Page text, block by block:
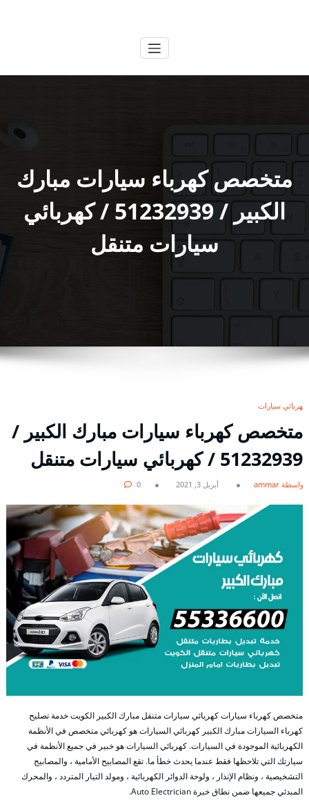
متخصص كهرباء سيارات مبارك
الكبير / 51232939‬ / كهربائي
سيارات متنقل
كهربائي سيارات
متخصص كهرباء سيارات مبارك الكبير /
51232939‬ / كهربائي سيارات متنقل
بواسطة ammar أبريل 3, 2021 0
متخصص كهرباء سيارات كهربائي سيارات متنقل مبارك الكبير الكويت خدمة تصليح
كهرباء السيارات مبارك الكبير كهربائي السيارات هو كهربائي متخصص في الأنظمة
الكهربائية الموجودة في السيارات. كهربائي السيارات هو خبير في جميع الأنظمة في
سيارتك التي تلاحظها فقط عندما يحدث خطأ ما. تقع المصابيح الأمامية ، والمصابيح
التشخيصية ، ونظام الإنذار ، ولوحة الدوائر الكهربائية ، ومولد التيار المتردد ، والمحرك
المبدئي جميعها ضمن نطاق خبرة Auto Electrician.